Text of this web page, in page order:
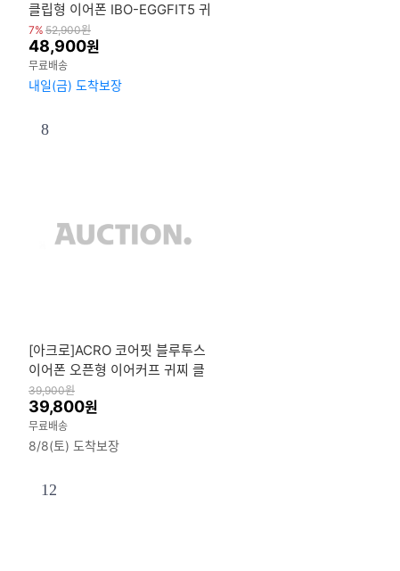
클립형 이어폰 IBO-EGGFIT5 귀
찌형 런닝 스포츠
7% 52,900원
48,900원
무료배송
내일(금) 도착보장
8
[아크로]ACRO 코어핏 블루투스
이어폰 오픈형 이어커프 귀찌 클
립형
39,900원
39,800원
무료배송
8/8(토) 도착보장
12